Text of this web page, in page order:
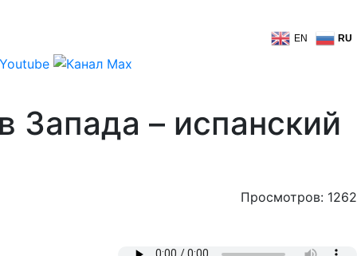
EN RU
Запада – испанский
Просмотров: 1262